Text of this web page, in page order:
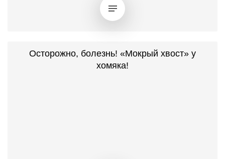
Осторожно, болезнь! «Мокрый хвост» у
хомяка!